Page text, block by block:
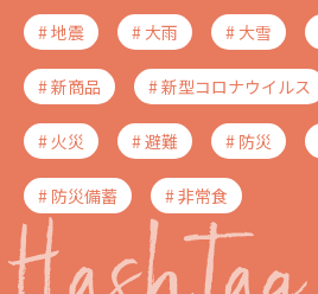
# 地震 # 大雨 # 大雪
# 新商品 # 新型コロナウイルス
# 火災 # 避難 # 防災
# 防災備蓄 # 非常食